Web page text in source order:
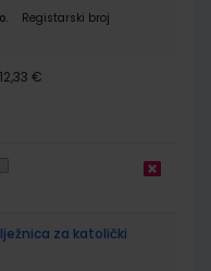
Registarski broj
12,33 €
za katolički